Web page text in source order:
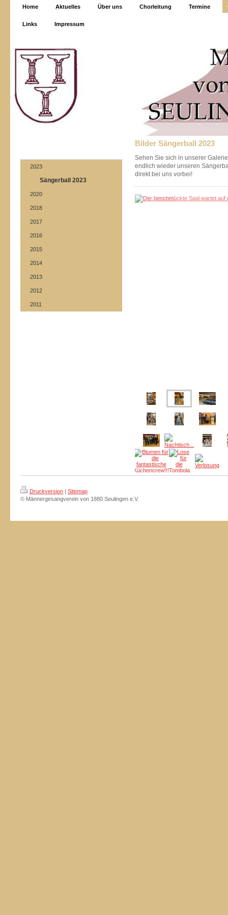
Home Aktuelles Über uns Chorleitung Termine
Links Impressum
2023
Sängerball 2023
2020
2018
2017
2016
2015
2014
2013
2012
2011
Bilder Sängerball 2023
Sehen Sie sich in unserer
endlich wieder unseren
direkt bei uns vorbei!
Druckversion | Sitemap
© Männergesangverein von 1880 Seulingen e.V.